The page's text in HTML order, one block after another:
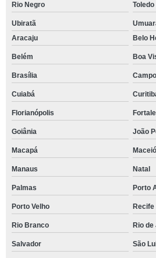
Rio Negro Toledo
Ubiratã
Aracaju
Belo
Belém Boa
Brasília
Cuiabá
Florianópolis
Goiânia João
Macapá Maceió
Manaus Natal
Palmas Porto
Porto Velho Recife
Rio Branco Rio
Salvador São